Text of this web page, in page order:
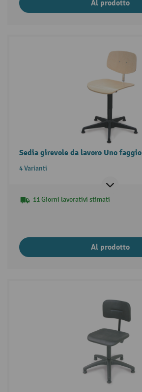
Al prodotto
Sedia girevole da lavoro Uno faggio
4 Varianti
11 Giorni lavorativi stimati
Al prodotto